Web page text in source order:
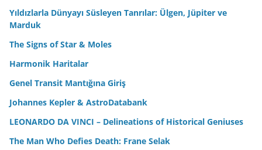
Yıldızlarla Dünyayı Süsleyen Tanrılar: Ülgen, Jüpiter ve
Marduk
The Signs of Star & Moles
Harmonik Haritalar
Genel Transit Mantığına Giriş
Johannes Kepler & AstroDatabank
LEONARDO DA VINCI – Delineations of Historical Geniuses
The Man Who Defies Death: Frane Selak